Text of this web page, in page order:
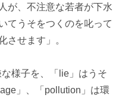
が、不注意な若者が下水
てうそをつくのを叱って
させます」。
様子を、「lie」はうそ
」、「pollution」は環